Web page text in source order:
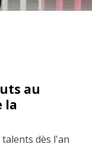
au
la
dès l'an